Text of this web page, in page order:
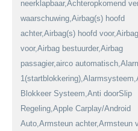
neerklapbaar,Achteropkomend
waarschuwing,Airbag(s) hoofd
achter,Airbag(s) hoofd
voor,Airbag bestuurder,Airbag
passagier,airco
Blokkeer Systeem,Anti doorSlip
Regeling,Apple Carplay/Android
Auto,Armsteun achter,Armsteun